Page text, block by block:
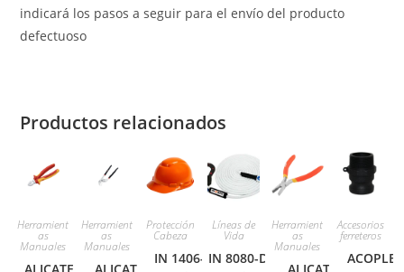
indicará los pasos a seguir para el envío del producto
defectuoso
Productos relacionados
Herramient
as
Manuales
Herramient
as
Manuales
Protección
Cabeza
IN 1406-R
Líneas de
Vida
IN 8080-D-
Herramient
as
Manuales
Accesorios
ferreteros
ACOPLE